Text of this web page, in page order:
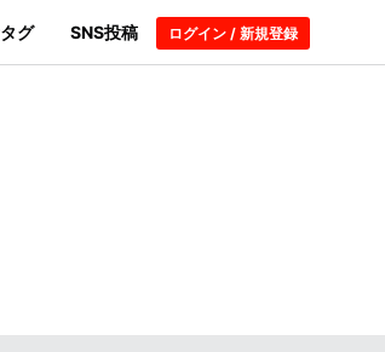
グ SNS投稿 ログイン / 新規登録